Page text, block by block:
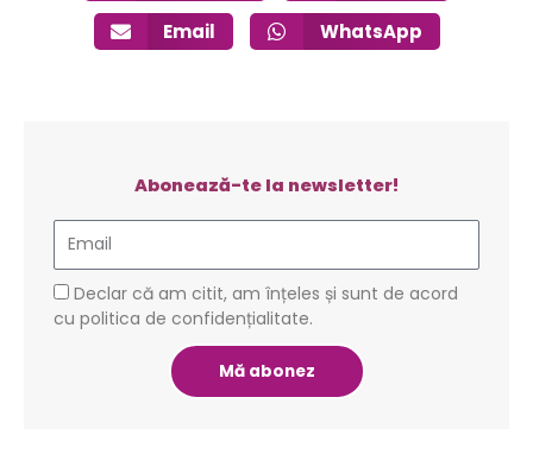
Email WhatsApp
Abonează-te la newsletter!
Email
GDPRDeclar că am citit, am înțeles și sunt de acord
cu politica de confidențialitate.
Mă abonez